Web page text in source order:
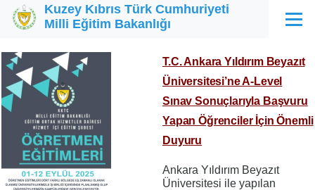
Ana içeriğe atla
Kuzey Kıbrıs Türk Cumhuriyeti
Milli Eğitim Bakanlığı
Menü
T.C. Ankara Yıldırım Beyazıt
Üniversitesi’ne A-Level
Sınav Sonuçlarıyla Başvuru
Yapan Öğrenciler İçin Önemli
Duyuru
Ankara Yıldırım Beyazıt
Üniversitesi ile yapılan